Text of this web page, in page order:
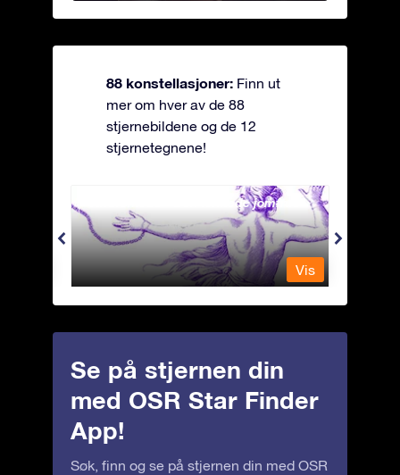
88 konstellasjoner: Finn ut
mer om hver av de 88
stjernebildene og de 12
stjernetegnene!
Andromeda - Den lenkede jomfrua
Vis
Se på stjernen din
med OSR Star Finder
App!
Søk, finn og se på stjernen din med OSR